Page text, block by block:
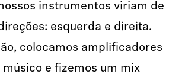
instrumentos viriam de
esquerda e direita.
colocamos amplificadores
e fizemos um mix